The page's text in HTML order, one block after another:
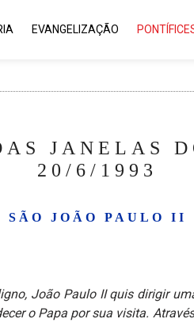
EVANGELIZAÇÃO
JANELAS
20/6/1993
SÃO JOÃO PAULO II
João Paulo II quis dirigir
o Papa por sua visita.